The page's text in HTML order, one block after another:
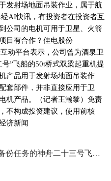
发射场地面吊装作业，属于航
AI快讯，有投资者在投资者互
公司的电机可用于卫星、火箭
目有合作？佳电股份
动平台表示，公司曾为酒泉卫
”飞船的50t桥式双梁起重机提
产品用于发射场地面吊装作
套部件，并非直接应用于卫
机产品。（记者王瀚黎）免责
不构成投资建议，使用前核
济新闻
抵酒泉卫星发射中心，长征二号F遥二十三运载火箭即将出厂启运